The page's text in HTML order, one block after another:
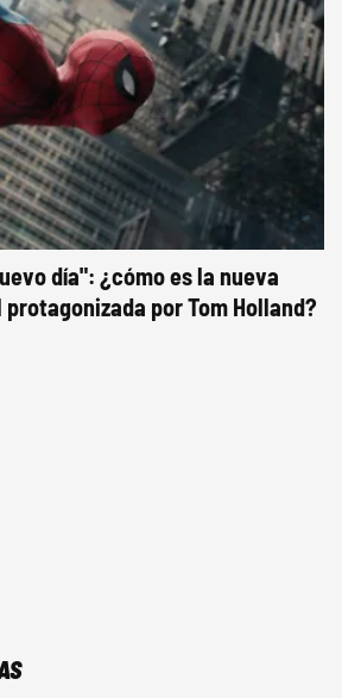
día": ¿cómo es la nueva
por Tom Holland?